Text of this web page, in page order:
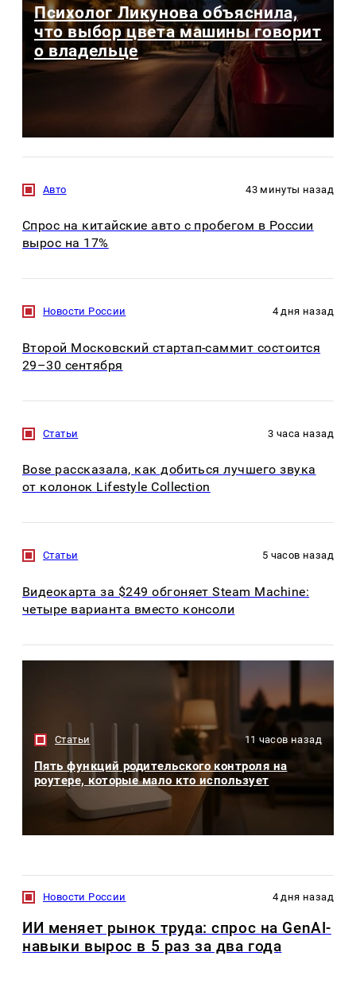
Психолог Ликунова объяснила,
что выбор цвета машины говорит
о владельце
Авто 43 минуты назад
Спрос на китайские авто с пробегом в России
вырос на 17%
Новости России 4 дня назад
Второй Московский стартап-саммит состоится
29–30 сентября
Статьи 3 часа назад
Bose рассказала, как добиться лучшего звука
от колонок Lifestyle Collection
Статьи 5 часов назад
Видеокарта за $249 обгоняет Steam Machine:
четыре варианта вместо консоли
Статьи 11 часов назад
Пять функций родительского контроля на
роутере, которые мало кто использует
Новости России 4 дня назад
ИИ меняет рынок труда: спрос на GenAI-
навыки вырос в 5 раз за два года